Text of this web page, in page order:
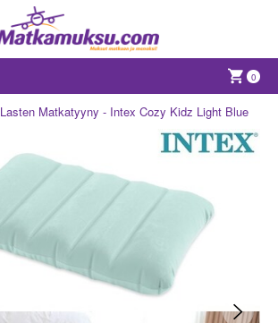
0
Lasten Matkatyyny - Intex Cozy Kidz Light Blue